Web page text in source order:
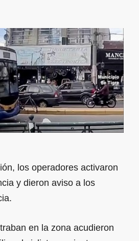
los operadores activaron
y dieron aviso a los
en la zona acudieron